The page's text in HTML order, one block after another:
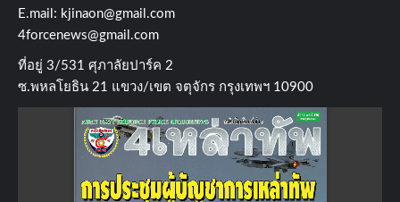
E.mail: kjinaon@gmail.com
4forcenews@gmail.com
ที่อยู่​ 3/531​ ศุภาลัยปาร์ค​ 2
ซ.พหลโยธิน​ 21​ แขวง/เขต​ จตุจักร​ กรุงเทพฯ 10900